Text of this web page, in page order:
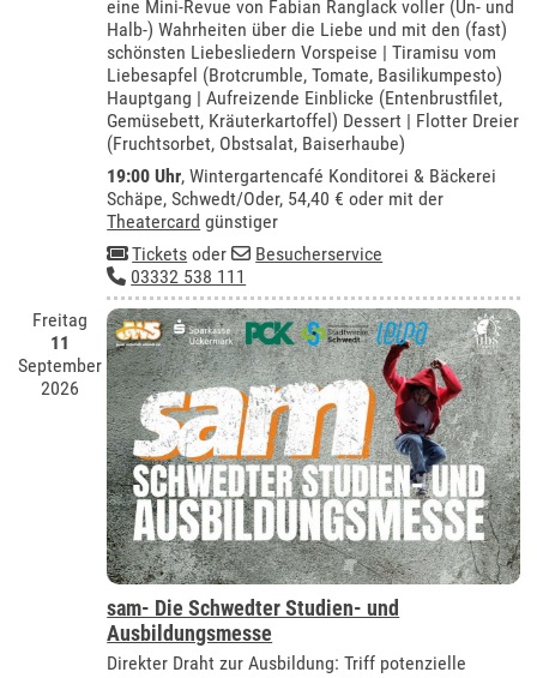
eine Mini-Revue von Fabian Ranglack voller (Un- und
Halb-) Wahrheiten über die Liebe und mit den (fast)
schönsten Liebesliedern Vorspeise | Tiramisu vom
Liebesapfel (Brotcrumble, Tomate, Basilikumpesto)
Hauptgang | Aufreizende Einblicke (Entenbrustfilet,
Gemüsebett, Kräuterkartoffel) Dessert | Flotter Dreier
(Fruchtsorbet, Obstsalat, Baiserhaube)
19:00 Uhr,Wintergartencafé Konditorei & Bäckerei
Schäpe, Schwedt/Oder, 54,40 € oder mit der
Theatercard günstiger
Tickets oder
Besucherservice
03332 538 111
Freitag
11
September
2026
sam- Die Schwedter Studien- und
Ausbildungsmesse
Direkter Draht zur Ausbildung: Triff potenzielle